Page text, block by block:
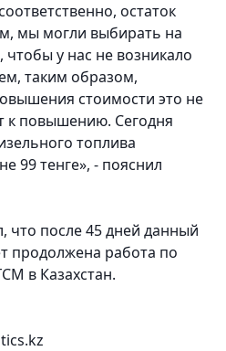
остаток
мы могли выбирать на
чтобы у нас не возникало
таким образом,
стоимости это не
к повышению. Сегодня
топлива
99 тенге», - пояснил
что после 45 дней данный
продолжена работа по
в Казахстан.